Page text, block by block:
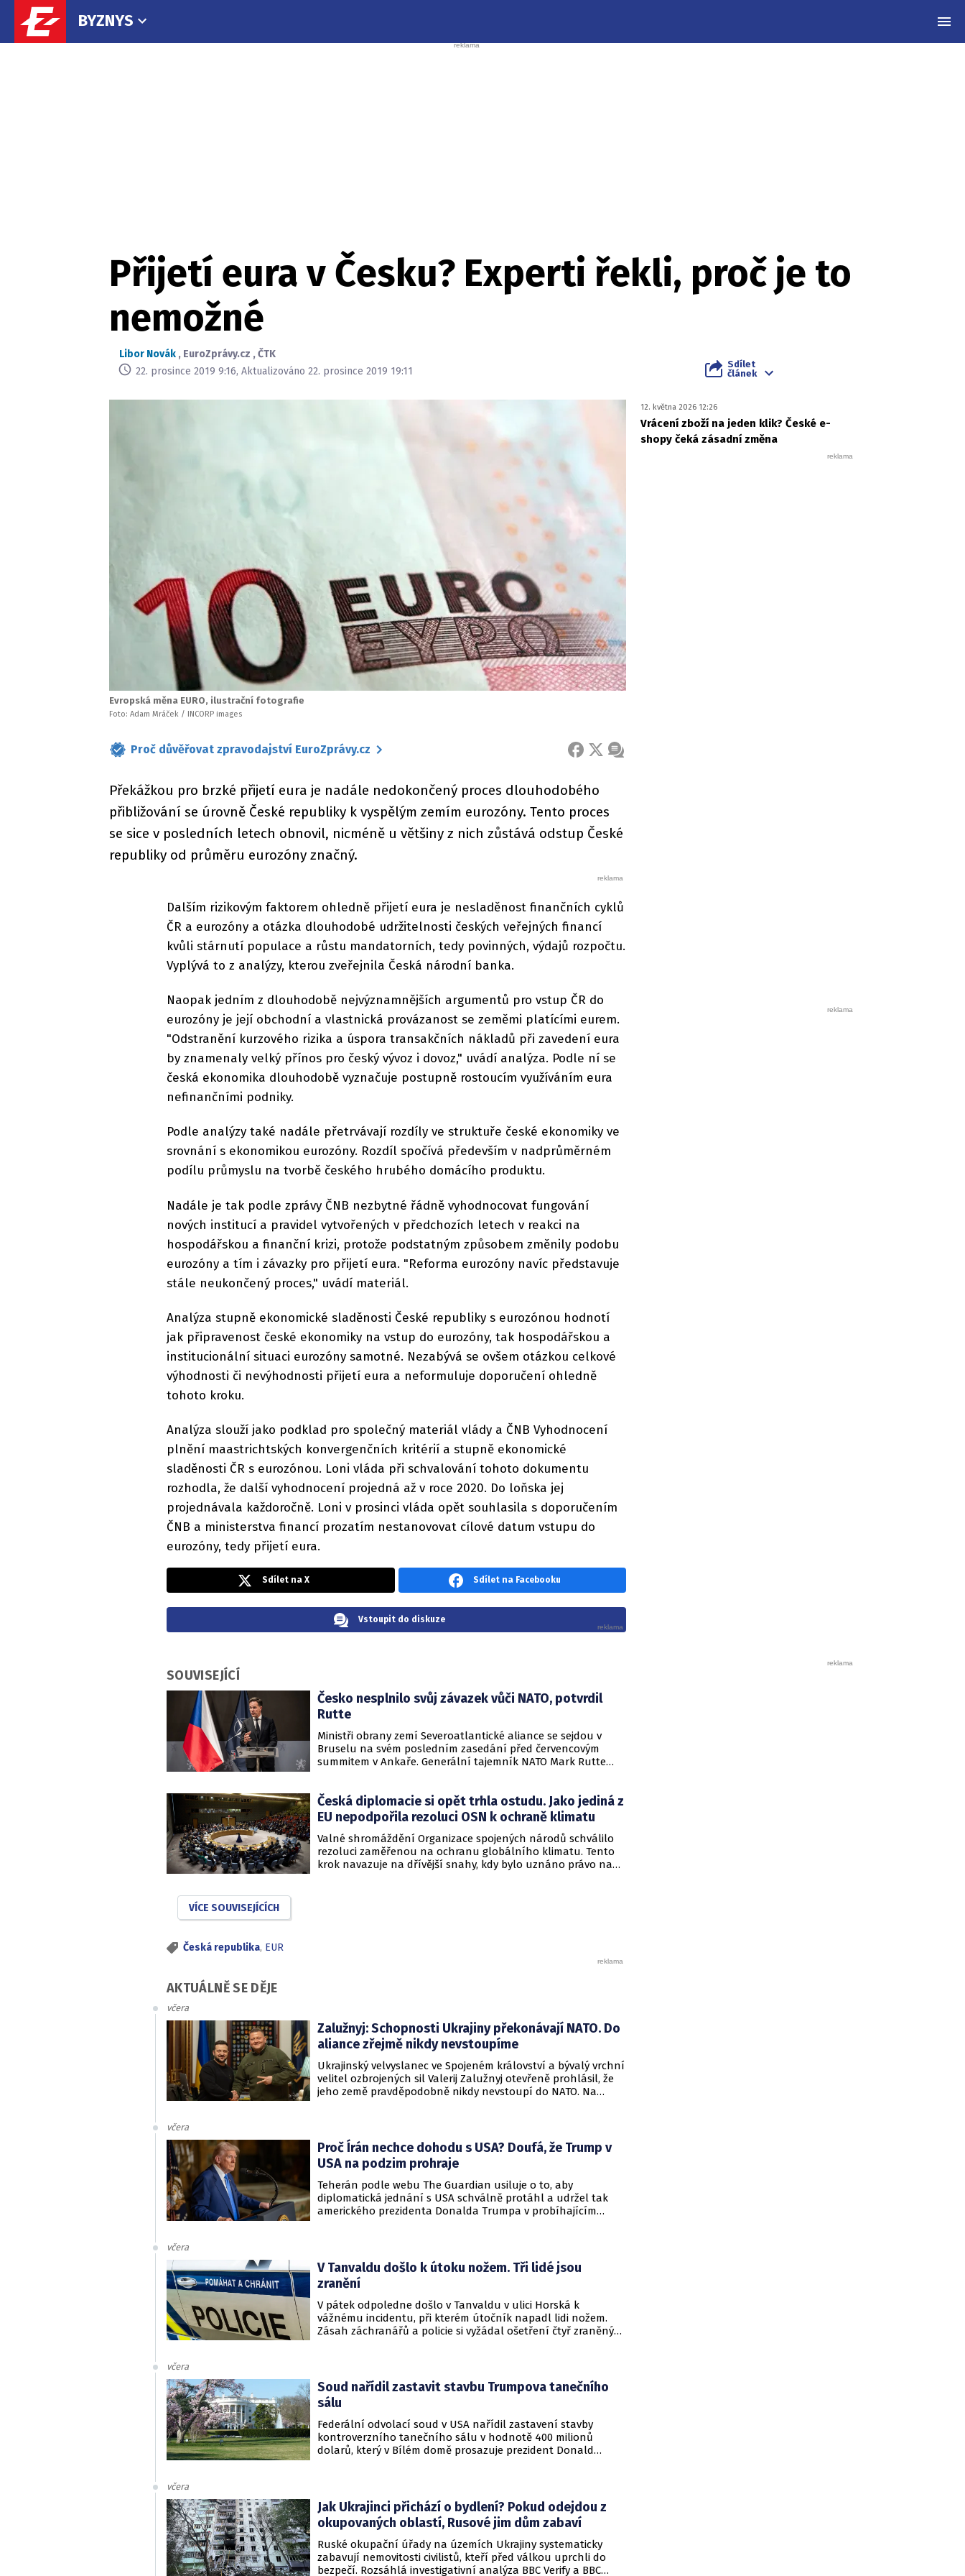
BYZNYS
Přijetí eura v Česku? Experti řekli, proč je to
nemožné
Libor Novák , EuroZprávy.cz ,ČTK
22. prosince 2019 9:16, Aktualizováno 22. prosince 2019 19:11
Sdílet
článek
Evropská měna EURO, ilustrační fotografie
Foto: Adam Mráček / INCORP images
Proč důvěřovat zpravodajství EuroZprávy.cz FACEBOOK
X ZPRÁVA
Překážkou pro brzké přijetí eura je nadále nedokončený proces dlouhodobého
přibližování se úrovně České republiky k vyspělým zemím eurozóny. Tento proces
se sice v posledních letech obnovil, nicméně u většiny z nich zůstává odstup České
republiky od průměru eurozóny značný.
Dalším rizikovým faktorem ohledně přijetí eura je nesladěnost finančních cyklů
ČR a eurozóny a otázka dlouhodobé udržitelnosti českých veřejných financí
kvůli stárnutí populace a růstu mandatorních, tedy povinných, výdajů rozpočtu.
Vyplývá to z analýzy, kterou zveřejnila Česká národní banka.
Naopak jedním z dlouhodobě nejvýznamnějších argumentů pro vstup ČR do
eurozóny je její obchodní a vlastnická provázanost se zeměmi platícími eurem.
"Odstranění kurzového rizika a úspora transakčních nákladů při zavedení eura
by znamenaly velký přínos pro český vývoz i dovoz," uvádí analýza. Podle ní se
česká ekonomika dlouhodobě vyznačuje postupně rostoucím využíváním eura
nefinančními podniky.
Podle analýzy také nadále přetrvávají rozdíly ve struktuře české ekonomiky ve
srovnání s ekonomikou eurozóny. Rozdíl spočívá především v nadprůměrném
podílu průmyslu na tvorbě českého hrubého domácího produktu.
Nadále je tak podle zprávy ČNB nezbytné řádně vyhodnocovat fungování
nových institucí a pravidel vytvořených v předchozích letech v reakci na
hospodářskou a finanční krizi, protože podstatným způsobem změnily podobu
eurozóny a tím i závazky pro přijetí eura. "Reforma eurozóny navíc představuje
stále neukončený proces," uvádí materiál.
Analýza stupně ekonomické sladěnosti České republiky s eurozónou hodnotí
jak připravenost české ekonomiky na vstup do eurozóny, tak hospodářskou a
institucionální situaci eurozóny samotné. Nezabývá se ovšem otázkou celkové
výhodnosti či nevýhodnosti přijetí eura a neformuluje doporučení ohledně
tohoto kroku.
Analýza slouží jako podklad pro společný materiál vlády a ČNB Vyhodnocení
plnění maastrichtských konvergenčních kritérií a stupně ekonomické
sladěnosti ČR s eurozónou. Loni vláda při schvalování tohoto dokumentu
rozhodla, že další vyhodnocení projedná až v roce 2020. Do loňska jej
projednávala každoročně. Loni v prosinci vláda opět souhlasila s doporučením
ČNB a ministerstva financí prozatím nestanovovat cílové datum vstupu do
eurozóny, tedy přijetí eura.
12. května 2026 12:26
Vrácení zboží na jeden klik? České e-
shopy čeká zásadní změna
Sdílet na X Sdílet na Facebooku
Vstoupit do diskuze
SOUVISEJÍCÍ
Česko nesplnilo svůj závazek vůči NATO, potvrdil
Rutte
Ministři obrany zemí Severoatlantické aliance se sejdou v
Bruselu na svém posledním zasedání před červencovým
summitem v Ankaře. Generální tajemník NATO Mark Rutte
Následovat bude zasedání Severoatlantické rady v
kompletním složení třiceti dvou států, které se zaměří na
závěrečné přípravy summitu. Odpolední část bude patřit
jednání kontaktní skupiny pro obranu Ukrajiny, kterému
společně předsedají Velká Británie a Německo.
Česká diplomacie si opět trhla ostudu. Jako jediná z
EU nepodpořila rezoluci OSN k ochraně klimatu
Valné shromáždění Organizace spojených národů schválilo
rezoluci zaměřenou na ochranu globálního klimatu. Tento
krok navazuje na dřívější snahy, kdy bylo uznáno právo na
VÍCE SOUVISEJÍCÍCH
Česká republika, EUR
AKTUÁLNĚ SE DĚJE
včera
Zalužnyj: Schopnosti Ukrajiny překonávají NATO. Do
aliance zřejmě nikdy nevstoupíme
Ukrajinský velvyslanec ve Spojeném království a bývalý vrchní
velitel ozbrojených sil Valerij Zalužnyj otevřeně prohlásil, že
jeho země pravděpodobně nikdy nevstoupí do NATO. Na
nedosažitelné.
včera
Proč Írán nechce dohodu s USA? Doufá, že Trump v
USA na podzim prohraje
Teherán podle webu The Guardian usiluje o to, aby
diplomatická jednání s USA schválně protáhl a udržel tak
amerického prezidenta Donalda Trumpa v probíhajícím
rukojmími za prezidenta Jimmyho Cartera.
včera
V Tanvaldu došlo k útoku nožem. Tři lidé jsou
zranění
V pátek odpoledne došlo v Tanvaldu v ulici Horská k
vážnému incidentu, při kterém útočník napadl lidi nožem.
Zásah záchranářů a policie si vyžádal ošetření čtyř zraněných
včera
Soud nařídil zastavit stavbu Trumpova tanečního
sálu
Federální odvolací soud v USA nařídil zastavení stavby
kontroverzního tanečního sálu v hodnotě 400 milionů
dolarů, který v Bílém domě prosazuje prezident Donald
včera
Jak Ukrajinci přichází o bydlení? Pokud odejdou z
okupovaných oblastí, Rusové jim dům zabaví
Ruské okupační úřady na územích Ukrajiny systematicky
zabavují nemovitosti civilistů, kteří před válkou uprchli do
bezpečí. Rozsáhlá investigativní analýza BBC Verify a BBC